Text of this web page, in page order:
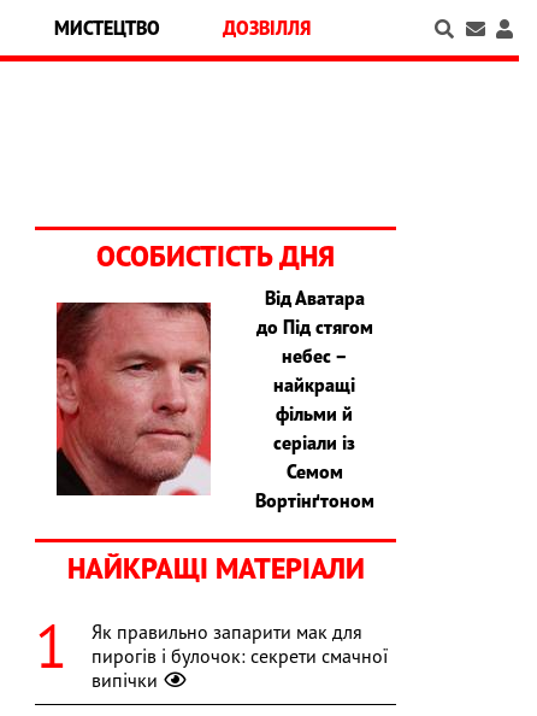
МИСТЕЦТВО ДОЗВІЛЛЯ
ОСОБИСТІСТЬ ДНЯ
Від Аватара
до Під стягом
небес –
найкращі
фільми й
серіали із
Семом
Вортінґтоном
НАЙКРАЩІ МАТЕРІАЛИ
Як правильно запарити мак для
пирогів і булочок: секрети смачної
випічки